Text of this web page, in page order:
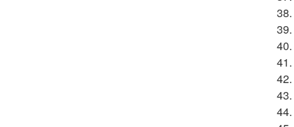
38.
39.
40.
41.
42.
43.
44.